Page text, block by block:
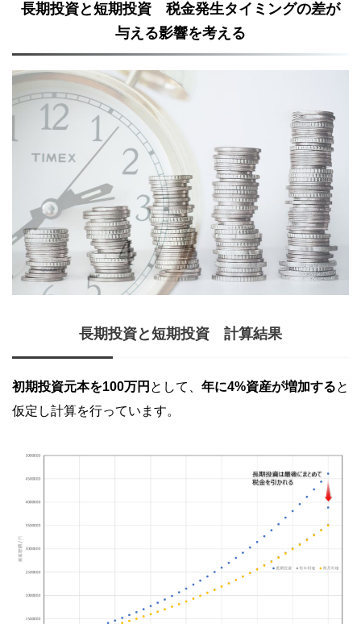
長期投資と短期投資 税金発生タイミングの差が
与える影響を考える
長期投資と短期投資 計算結果
初期投資元本を100万円 として、 年に4%資産が増加すると
仮定し計算を行っています。